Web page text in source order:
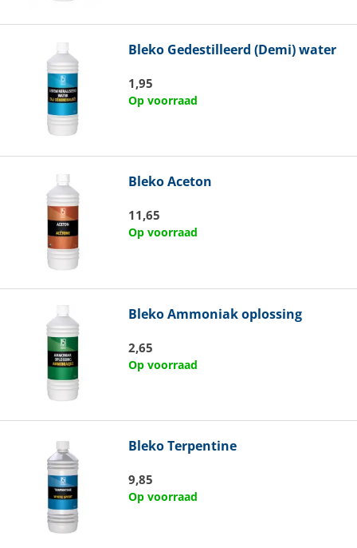
Bleko Gedestilleerd (Demi) water
1,95
Op voorraad
BlekoAceton
11,65
Op voorraad
BlekoAmmoniak oplossing
2,65
Op voorraad
BlekoTerpentine
9,85
Op voorraad